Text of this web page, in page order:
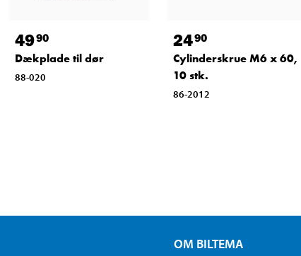
4990
Dækplade til dør
88-020
2490
Cylinderskrue M6 x 60,
10 stk.
86-2012
OM BILTEMA